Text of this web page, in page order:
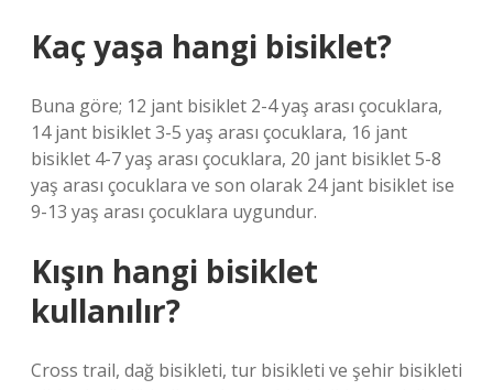
Kaç yaşa hangi bisiklet?
Buna göre; 12 jant bisiklet 2-4 yaş arası çocuklara,
14 jant bisiklet 3-5 yaş arası çocuklara, 16 jant
bisiklet 4-7 yaş arası çocuklara, 20 jant bisiklet 5-8
yaş arası çocuklara ve son olarak 24 jant bisiklet ise
9-13 yaş arası çocuklara uygundur.
Kışın hangi bisiklet
kullanılır?
Cross trail, dağ bisikleti, tur bisikleti ve şehir bisikleti